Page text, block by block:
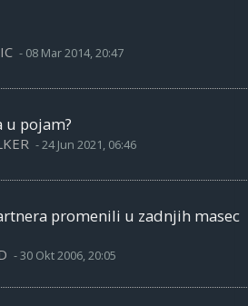
- 08 Mar 2014, 20:47
u pojam?
-24 Jun 2021, 06:46
promenili u zadnjih masec
-30 Okt 2006, 20:05